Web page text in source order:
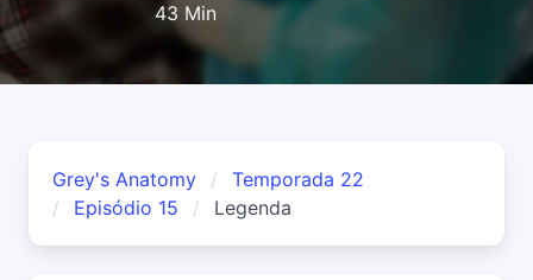
43 Min
Grey's Anatomy
Temporada 22
Episódio 15
Legenda